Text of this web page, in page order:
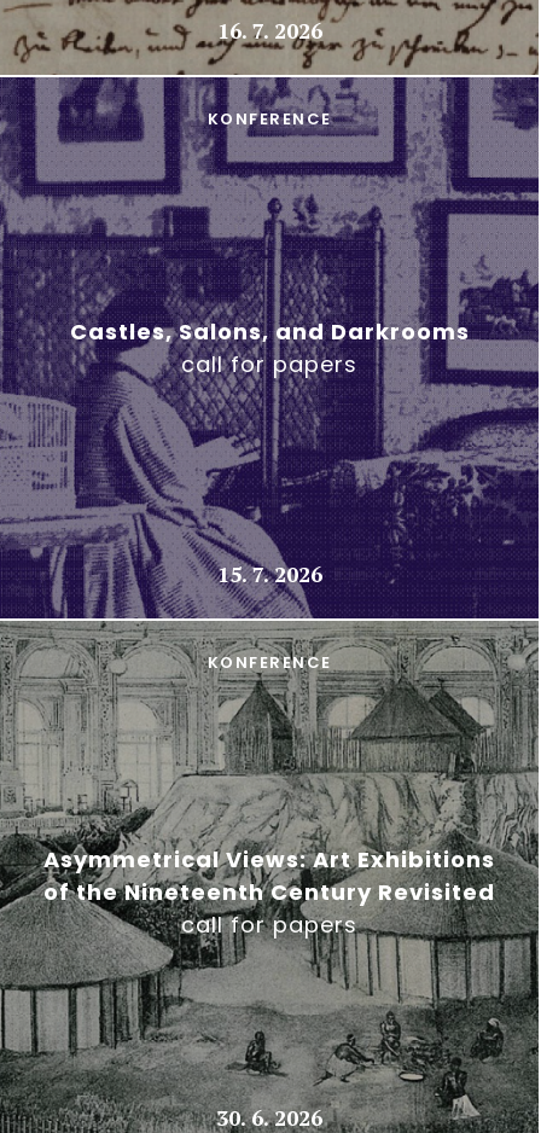
16. 7. 2026
Castles, Salons, and Darkrooms
call for papers
KONFERENCE
15. 7. 2026
Asymmetrical Views: Art Exhibitions
of the Nineteenth Century Revisited
call for papers
KONFERENCE
30. 6. 2026